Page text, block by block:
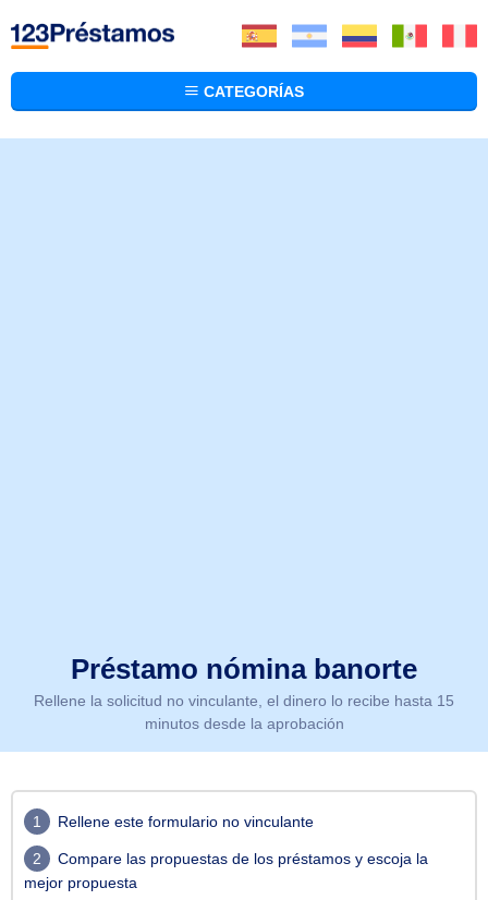
CATEGORÍAS
Préstamo nómina banorte
Rellene la solicitud no vinculante, el dinero lo recibe hasta 15
minutos desde la aprobación
1 Rellene este formulario no vinculante
2
Compare las propuestas de los préstamos y escoja la
mejor propuesta